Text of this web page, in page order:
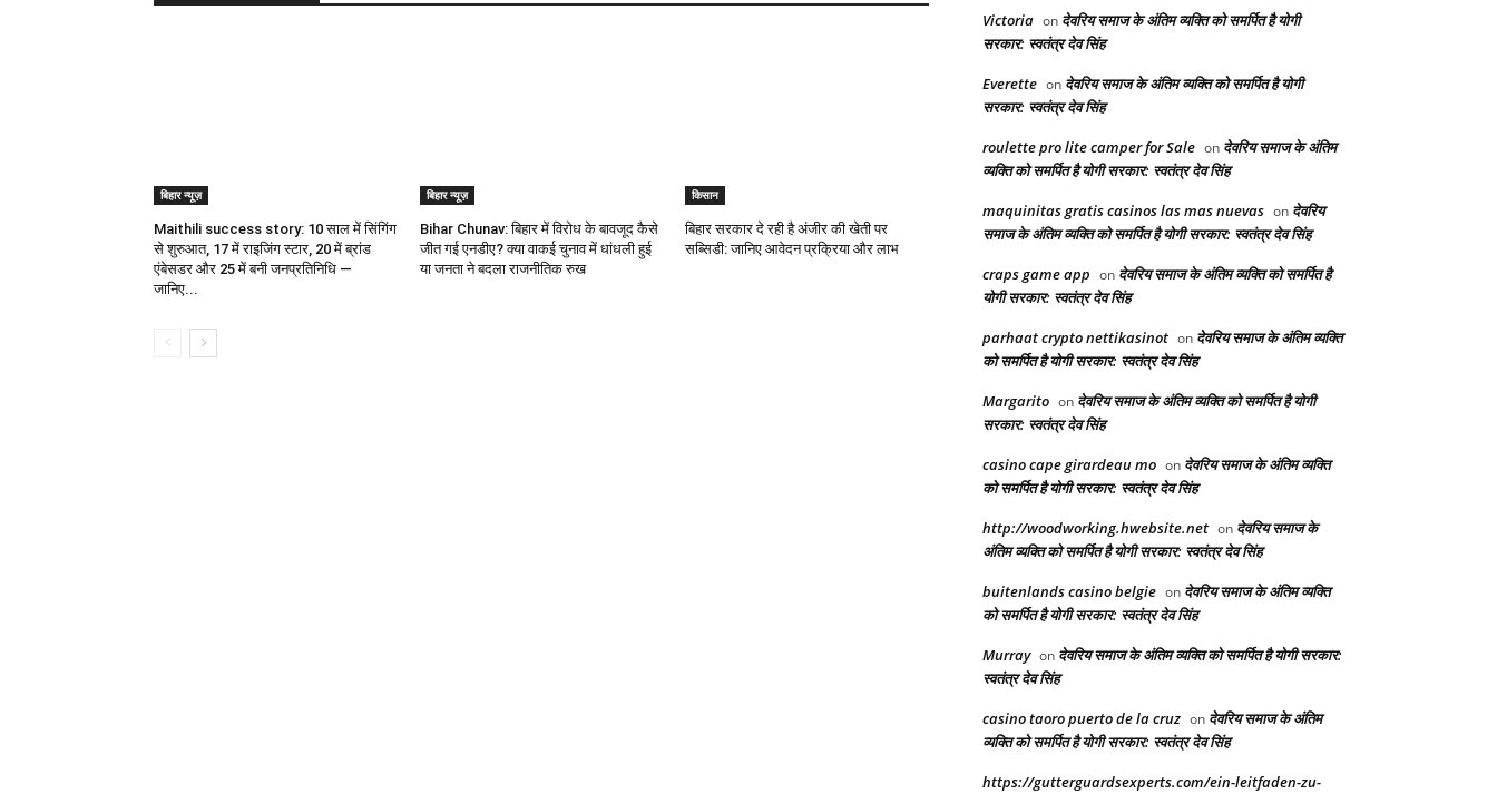
बिहार न्यूज़
Maithili success story: 10 साल में सिंगिंग
से शुरुआत, 17 में राइजिंग स्टार, 20 में ब्रांड
एंबेसडर और 25 में बनी जनप्रतिनिधि —
जानिए...
बिहार न्यूज़
Bihar Chunav: बिहार में विरोध के बावजूद कैसे
जीत गई एनडीए? क्या वाकई चुनाव में धांधली हुई
या जनता ने बदला राजनीतिक रुख
किसान
बिहार सरकार दे रही है अंजीर की खेती पर
सब्सिडी: जानिए आवेदन प्रक्रिया और लाभ
Victoria on देवरिय समाज के अंतिम व्यक्ति को समर्पित है योगी
सरकार: स्वतंत्र देव सिंह
Everette on देवरिय समाज के अंतिम व्यक्ति को समर्पित है योगी
सरकार: स्वतंत्र देव सिंह
roulette pro lite camper for Sale on देवरिय समाज के अंतिम
व्यक्ति को समर्पित है योगी सरकार: स्वतंत्र देव सिंह
maquinitas gratis casinos las mas nuevas on देवरिय
समाज के अंतिम व्यक्ति को समर्पित है योगी सरकार: स्वतंत्र देव सिंह
craps game app on देवरिय समाज के अंतिम व्यक्ति को समर्पित है
योगी सरकार: स्वतंत्र देव सिंह
parhaat crypto nettikasinot on देवरिय समाज के अंतिम व्यक्ति
को समर्पित है योगी सरकार: स्वतंत्र देव सिंह
Margarito on देवरिय समाज के अंतिम व्यक्ति को समर्पित है योगी
सरकार: स्वतंत्र देव सिंह
casino cape girardeau mo on देवरिय समाज के अंतिम व्यक्ति
को समर्पित है योगी सरकार: स्वतंत्र देव सिंह
http://woodworking.hwebsite.net on देवरिय समाज के
अंतिम व्यक्ति को समर्पित है योगी सरकार: स्वतंत्र देव सिंह
buitenlands casino belgie on देवरिय समाज के अंतिम व्यक्ति
को समर्पित है योगी सरकार: स्वतंत्र देव सिंह
Murray on देवरिय समाज के अंतिम व्यक्ति को समर्पित है योगी सरकार:
स्वतंत्र देव सिंह
casino taoro puerto de la cruz on देवरिय समाज के अंतिम
व्यक्ति को समर्पित है योगी सरकार: स्वतंत्र देव सिंह
https://gutterguardsexperts.com/ein-leitfaden-zu-